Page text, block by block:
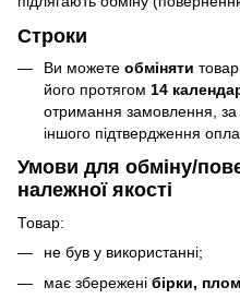
Строки
Ви можете обміняти
його протягом 14
отримання замовлення, за
іншого підтвердження
Умови для обміну/
належної якості
Товар:
не був у використанні;
має збережені бірки,